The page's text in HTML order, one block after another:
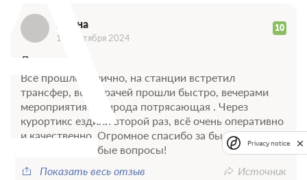
трубчатых костей и позвоночника
- заболевания мягких тканей, скелетных мышц,
- миозит
- тендиниты хронические и энтезопатии нижних
конечностей, исключая стопу
- фибробластические нарушения (контрактура
Дюпюитрена, подошвенный фасцит)
Алёна 10
12 сентября 2024
Достоинства
Всё прошло отлично, на станции встретил
трансфер, всех врачей прошли быстро, вечерами
мероприятия. Природа потрясающая . Через
курортикс ездили второй раз, всё очень оперативно
и качественно. Огромное спасибо за быструю
реакцию на любые вопросы!
Показать весь отзыв
Источник
Privacy notice